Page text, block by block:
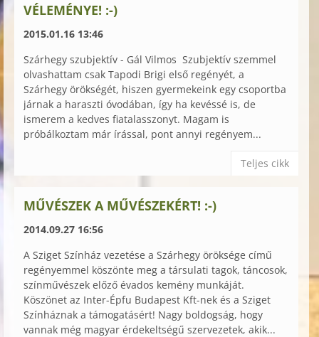
VÉLEMÉNYE! :-)
2015.01.16 13:46
Szárhegy szubjektív - Gál Vilmos Szubjektív szemmel
olvashattam csak Tapodi Brigi első regényét, a
Szárhegy örökségét, hiszen gyermekeink egy csoportba
járnak a haraszti óvodában, így ha kevéssé is, de
ismerem a kedves fiatalasszonyt. Magam is
próbálkoztam már írással, pont annyi regényem...
Teljes cikk
MŰVÉSZEK A MŰVÉSZEKÉRT! :-)
2014.09.27 16:56
A Sziget Színház vezetése a Szárhegy öröksége című
regényemmel köszönte meg a társulati tagok, táncosok,
színművészek előző évados kemény munkáját.
Köszönet az Inter-Épfu Budapest Kft-nek és a Sziget
Színháznak a támogatásért! Nagy boldogság, hogy
vannak még magyar érdekeltségű szervezetek, akik...